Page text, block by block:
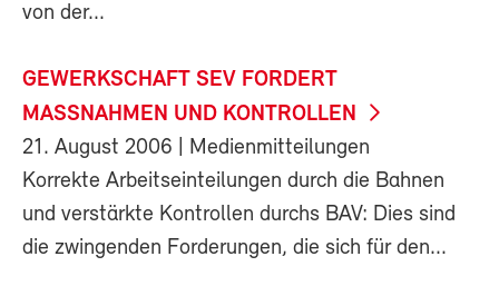
von der...
GEWERKSCHAFT SEV FORDERT
MASSNAHMEN UND KONTROLLEN
21. August 2006 | Medienmitteilungen
Korrekte Arbeitseinteilungen durch die Bahnen
und verstärkte Kontrollen durchs BAV: Dies sind
die zwingenden Forderungen, die sich für den...